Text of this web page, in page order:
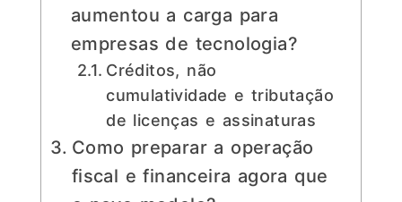
aumentou a carga para
empresas de tecnologia?
Créditos, não
cumulatividade e tributação
de licenças e assinaturas
Como preparar a operação
fiscal e financeira agora que